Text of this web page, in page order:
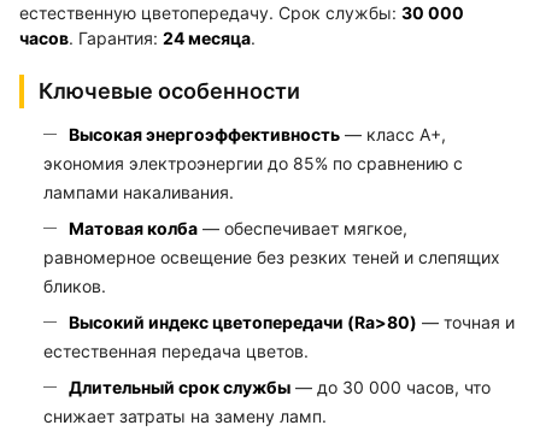
естественную цветопередачу. Срок службы: 30 000
часов. Гарантия: 24 месяца.
Ключевые особенности
Высокая энергоэффективность — класс A+,
экономия электроэнергии до 85% по сравнению с
лампами накаливания.
Матовая колба — обеспечивает мягкое,
равномерное освещение без резких теней и слепящих
бликов.
Высокий индекс цветопередачи (Ra>80) — точная и
естественная передача цветов.
Длительный срок службы — до 30 000 часов, что
снижает затраты на замену ламп.